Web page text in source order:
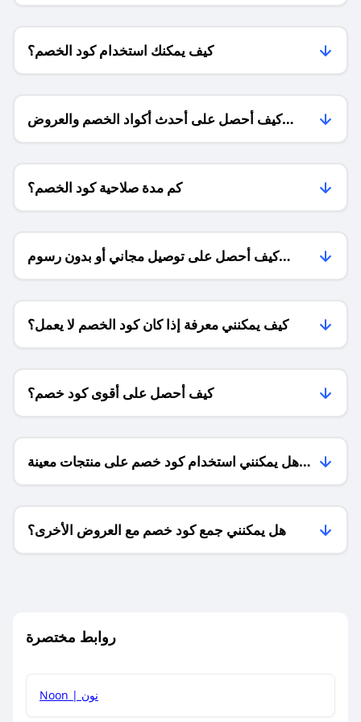
كيف يمكنك استخدام كود الخصم؟
كيف أحصل على أحدث أكواد الخصم والعروض
للمتاجر؟
كم مدة صلاحية كود الخصم؟
كيف أحصل على توصيل مجاني أو بدون رسوم
الشحن ؟
كيف يمكنني معرفة إذا كان كود الخصم لا يعمل؟
كيف أحصل على أقوى كود خصم؟
هل يمكنني استخدام كود خصم على منتجات معينة
فقط؟
هل يمكنني جمع كود خصم مع العروض الأخرى؟
روابط مختصرة
Noon | نون